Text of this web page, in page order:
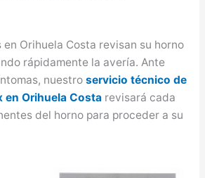
Orihuela Costa revisan su horno
rápidamente la avería. Ante
nuestro servicio técnico de
en Orihuela Costarevisará cada
del horno para proceder a su